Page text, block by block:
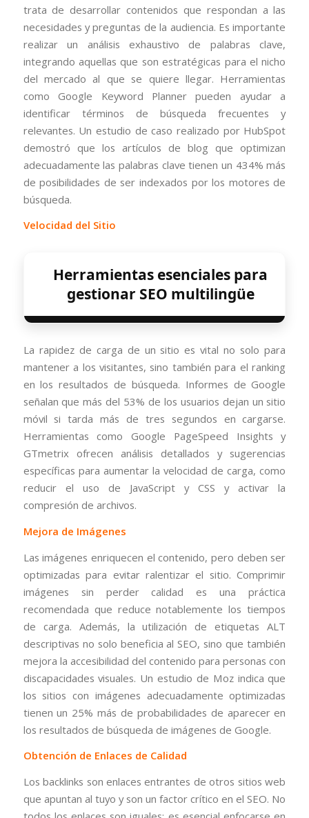
trata de desarrollar contenidos que respondan a las
necesidades y preguntas de la audiencia. Es importante
realizar un análisis exhaustivo de palabras clave,
integrando aquellas que son estratégicas para el nicho
del mercado al que se quiere llegar. Herramientas
como Google Keyword Planner pueden ayudar a
identificar términos de búsqueda frecuentes y
relevantes. Un estudio de caso realizado por HubSpot
demostró que los artículos de blog que optimizan
adecuadamente las palabras clave tienen un 434% más
de posibilidades de ser indexados por los motores de
búsqueda.
Velocidad del Sitio
Herramientas esenciales para
gestionar SEO multilingüe
La rapidez de carga de un sitio es vital no solo para
mantener a los visitantes, sino también para el ranking
en los resultados de búsqueda. Informes de Google
señalan que más del 53% de los usuarios dejan un sitio
móvil si tarda más de tres segundos en cargarse.
Herramientas como Google PageSpeed Insights y
GTmetrix ofrecen análisis detallados y sugerencias
específicas para aumentar la velocidad de carga, como
reducir el uso de JavaScript y CSS y activar la
compresión de archivos.
Mejora de Imágenes
Las imágenes enriquecen el contenido, pero deben ser
optimizadas para evitar ralentizar el sitio. Comprimir
imágenes sin perder calidad es una práctica
recomendada que reduce notablemente los tiempos
de carga. Además, la utilización de etiquetas ALT
descriptivas no solo beneficia al SEO, sino que también
mejora la accesibilidad del contenido para personas con
discapacidades visuales. Un estudio de Moz indica que
los sitios con imágenes adecuadamente optimizadas
tienen un 25% más de probabilidades de aparecer en
los resultados de búsqueda de imágenes de Google.
Obtención de Enlaces de Calidad
Los backlinks son enlaces entrantes de otros sitios web
que apuntan al tuyo y son un factor crítico en el SEO. No